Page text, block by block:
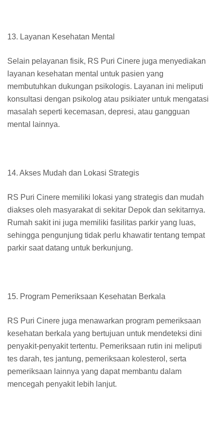
13. Layanan Kesehatan Mental
Selain pelayanan fisik, RS Puri Cinere juga menyediakan
layanan kesehatan mental untuk pasien yang
membutuhkan dukungan psikologis. Layanan ini meliputi
konsultasi dengan psikolog atau psikiater untuk mengatasi
masalah seperti kecemasan, depresi, atau gangguan
mental lainnya.
14. Akses Mudah dan Lokasi Strategis
RS Puri Cinere memiliki lokasi yang strategis dan mudah
diakses oleh masyarakat di sekitar Depok dan sekitarnya.
Rumah sakit ini juga memiliki fasilitas parkir yang luas,
sehingga pengunjung tidak perlu khawatir tentang tempat
parkir saat datang untuk berkunjung.
15. Program Pemeriksaan Kesehatan Berkala
RS Puri Cinere juga menawarkan program pemeriksaan
kesehatan berkala yang bertujuan untuk mendeteksi dini
penyakit-penyakit tertentu. Pemeriksaan rutin ini meliputi
tes darah, tes jantung, pemeriksaan kolesterol, serta
pemeriksaan lainnya yang dapat membantu dalam
mencegah penyakit lebih lanjut.